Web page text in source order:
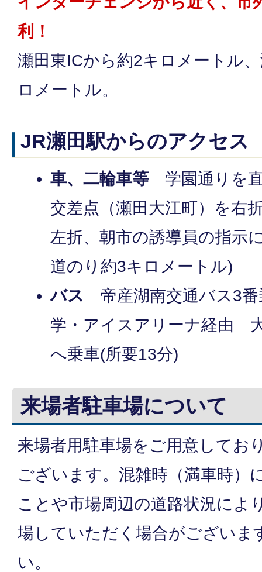
利！
瀬田東ICから約2キロメートル
ロメートル。
JR瀬田駅からのアクセス
車、二輪車等 学園通りを
交差点（瀬田大江町）を右
左折、朝市の誘導員の指示
道のり約3キロメートル)
バス 帝産湖南交通バス3
学・アイスアリーナ経由
へ乗車(所要13分)
来場者駐車場について
来場者用駐車場をご用意してお
ございます。混雑時（満車時）
ことや市場周辺の道路状況によ
場していただく場合がございま
い。